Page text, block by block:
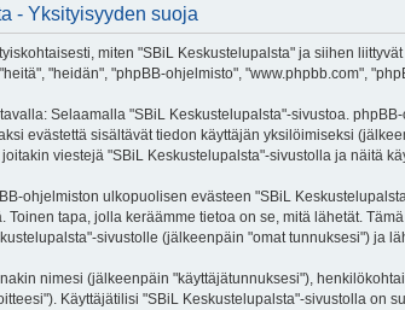
- Yksityisyyden suoja
miten "SBiL Keskustelupalsta" ja siihen
"heidän", "phpBB-ohjelmisto", "www.phpbb.com",
Selaamalla "SBiL Keskustelupalsta"-sivustoa.
evästettä sisältävät tiedon käyttäjän yksilöimiseksi
viestejä "SBiL Keskustelupalsta"-sivustolla ja näitä
ohjelmiston ulkopuolisen evästeen "SBiL
Toinen tapa, jolla keräämme tietoa on se, mitä lähetät.
sivustolle (jälkeenpäin "omat tunnuksesi") ja
nimesi (jälkeenpäin "käyttäjätunnuksesi"),
Käyttäjätilisi "SBiL Keskustelupalsta"-sivustolla on